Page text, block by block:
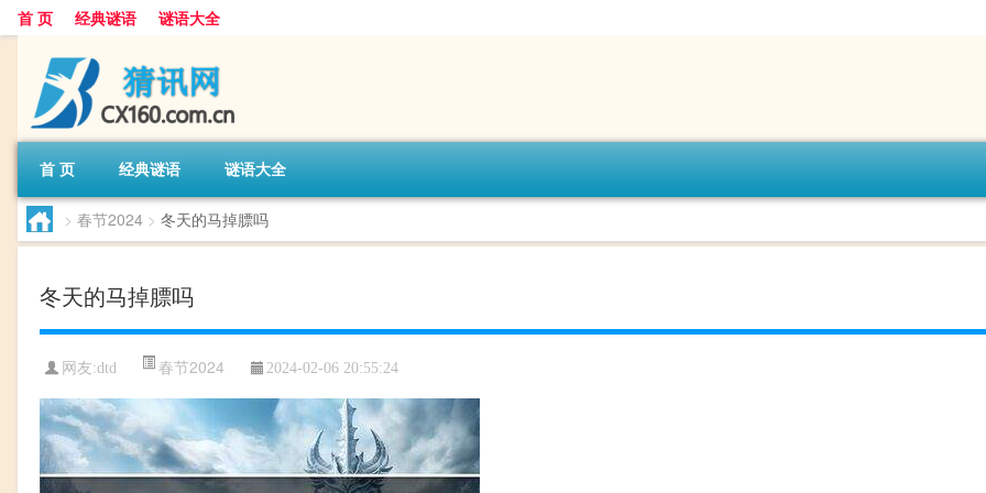
首 页 经典谜语 谜语大全
首 页 经典谜语 谜语大全
> 春节2024 > 冬天的马掉膘吗
冬天的马掉膘吗
网友:dtd 春节2024 2024-02-06 20:55:24